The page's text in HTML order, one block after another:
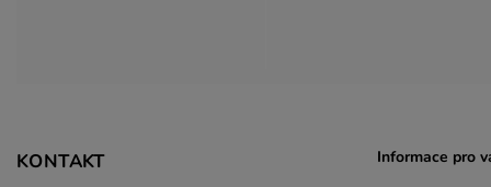
KONTAKT
Informace pro